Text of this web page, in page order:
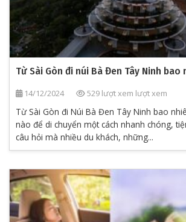
Từ Sài Gòn đi núi Bà Đen Tây Ninh bao
14/12/2024 529 lượt xem lượt xem
Từ Sài Gòn đi Núi Bà Đen Tây Ninh bao
nào để di chuyển một cách nhanh chóng,
câu hỏi mà nhiều du khách, những...